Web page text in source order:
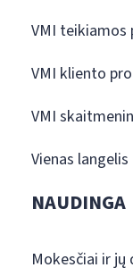
VMI teikiamos
VMI kliento
VMI
Vienas
NAUDINGA
Mokesčiai ir jų